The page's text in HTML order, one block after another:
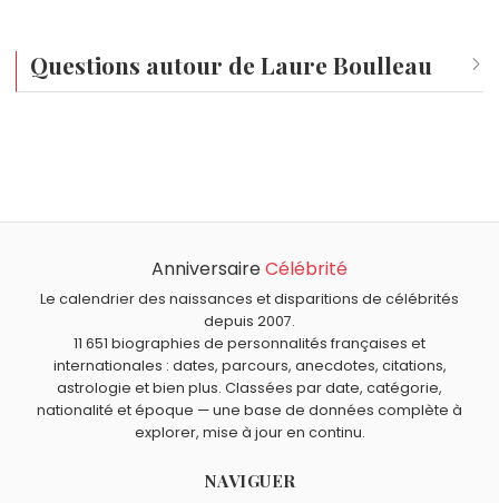
Questions autour de Laure Boulleau
Romain Grosjean,Olivier Giroud,Yoann Gourcuff
ManaudouetHugo Llorissont nés en 1986.
Quels sportifs français sont du signe Balance comme
Laure Boulleau ?
Olivier Giroud Laure Manaudou,Jean-Claude Bouttier
Frédéric MichalaketDavid Trezeguetsont du signe
Balance.
AnniversaireCélébrité
Le calendrier des naissances et disparitions de célébrités
depuis 2007.
11 651 biographies de personnalités françaises et
internationales : dates, parcours, anecdotes, citations,
astrologie et bien plus. Classées par date, catégorie,
nationalité et époque — une base de données complète à
explorer, mise à jour en continu.
NAVIGUER